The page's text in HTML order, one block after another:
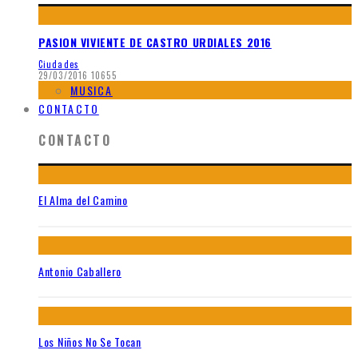
PASION VIVIENTE DE CASTRO URDIALES 2016
Ciudades
29/03/2016 10655
MUSICA
CONTACTO
CONTACTO
El Alma del Camino
Antonio Caballero
Los Niños No Se Tocan